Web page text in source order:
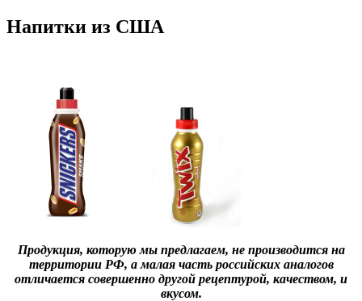
Напитки из США
Продукция, которую мы предлагаем, не производится на
территории РФ, а малая часть российских аналогов
отличается совершенно другой рецептурой, качеством, и
вкусом.